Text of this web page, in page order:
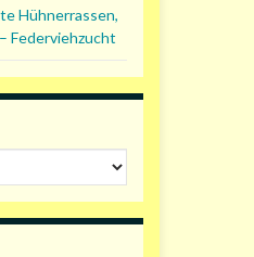
Hühnerrassen,
Federviehzucht